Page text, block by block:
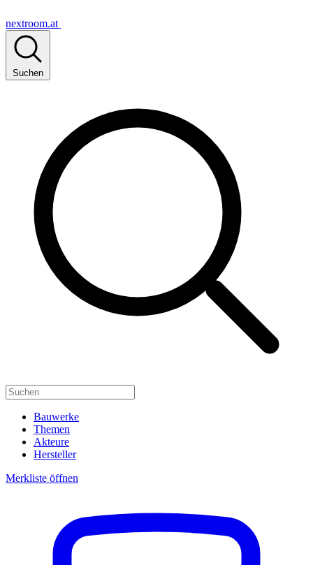
nextroom.at
Suchen
Bauwerke
Themen
Akteure
Hersteller
Merkliste öffnen